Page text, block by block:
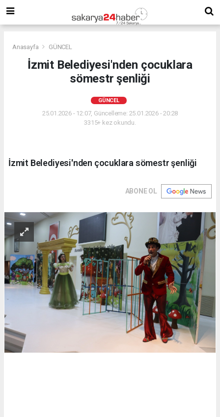
Anasayfa GÜNCEL
İzmit Belediyesi'nden çocuklara
sömestr şenliği
GÜNCEL
25.01.2026 - 12:07, Güncelleme: 25.01.2026 - 20:28
3315+ kez okundu.
İzmit Belediyesi'nden çocuklara sömestr şenliği
ABONE OL